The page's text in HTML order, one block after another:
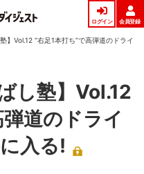
ログイン 会員登録
】Vol.12 “右足1本打ち”で高弾道のドライ
し塾】Vol.12
道のドライ
入る!